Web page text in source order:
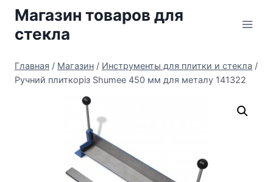
Перейти
содержимому
Магазин товаров для
стекла
Главная / Магазин / Инструменты для плитки и стекла /
Ручний плиткоріз Shumee 450 мм для металу 141322